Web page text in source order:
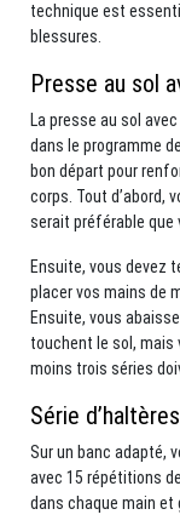
technique est
blessures.
Presse au sol
La presse au sol
dans le programme
bon départ pour
corps. Tout d’abord,
serait préférable que
Ensuite, vous devez
placer vos mains de
Ensuite, vous
touchent le sol, mais
moins trois séries
Série
Sur un banc adapté,
avec 15 répétitions
dans chaque main et